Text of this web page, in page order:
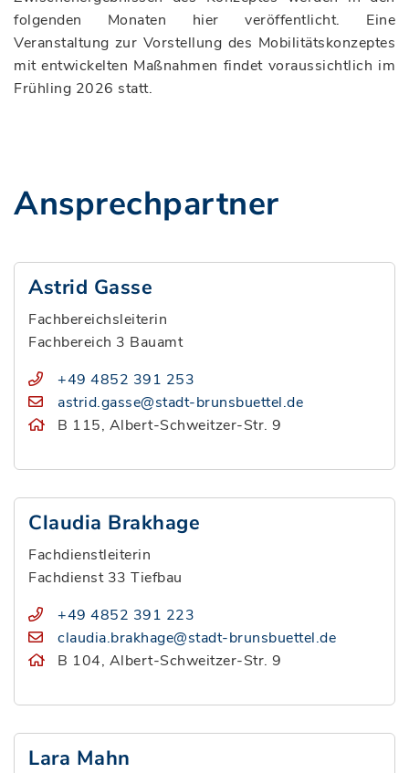
folgenden Monaten hier veröffentlicht. Eine
Veranstaltung zur Vorstellung des Mobilitätskonzeptes
mit entwickelten Maßnahmen findet voraussichtlich im
Frühling 2026 statt.
Ansprechpartner
Astrid Gasse
Fachbereichsleiterin
Fachbereich 3 Bauamt
+49 4852 391 253
astrid.gasse@stadt-brunsbuettel.de
B 115, Albert-Schweitzer-Str. 9
Claudia Brakhage
Fachdienstleiterin
Fachdienst 33 Tiefbau
+49 4852 391 223
claudia.brakhage@stadt-brunsbuettel.de
B 104, Albert-Schweitzer-Str. 9
Lara Mahn